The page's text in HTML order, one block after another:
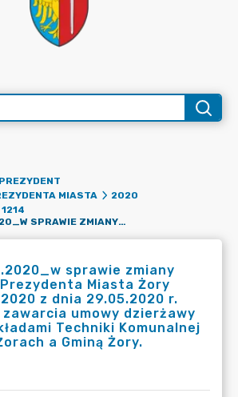
PREZYDENT
MIASTA
2020
OR.0050.1163.2020_W SPRAWIE ZMIANY ZARZĄDZENIA PREZYDENTA MIASTA ŻORY OR.0050.657.2020 Z DNIA 29.05.2020 R. DOTYCZĄCEGO ZAWARCIA UMOWY DZIERŻAWY POMIĘDZY ZAKŁADAMI TECHNIKI KOMUNALNEJ SP. Z O. O. W ŻORACH A GMINĄ ŻORY.
sprawie zmiany
Miasta Żory
z dnia 29.05.2020 r.
umowy dzierżawy
Techniki Komunalnej
a Gminą Żory.